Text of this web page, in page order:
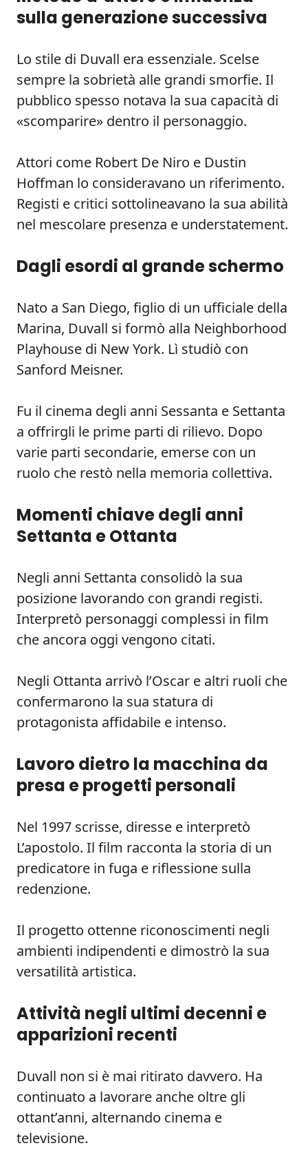
sulla generazione successiva
Lo stile di Duvall era essenziale. Scelse
sempre la sobrietà alle grandi smorfie. Il
pubblico spesso notava la sua capacità di
«scomparire» dentro il personaggio.
Attori come Robert De Niro e Dustin
Hoffman lo consideravano un riferimento.
Registi e critici sottolineavano la sua abilità
nel mescolare presenza e understatement.
Dagli esordi al grande schermo
Nato a San Diego, figlio di un ufficiale della
Marina, Duvall si formò alla Neighborhood
Playhouse di New York. Lì studiò con
Sanford Meisner.
Fu il cinema degli anni Sessanta e Settanta
a offrirgli le prime parti di rilievo. Dopo
varie parti secondarie, emerse con un
ruolo che restò nella memoria collettiva.
Momenti chiave degli anni
Settanta e Ottanta
Negli anni Settanta consolidò la sua
posizione lavorando con grandi registi.
Interpretò personaggi complessi in film
che ancora oggi vengono citati.
Negli Ottanta arrivò l’Oscar e altri ruoli che
confermarono la sua statura di
protagonista affidabile e intenso.
Lavoro dietro la macchina da
presa e progetti personali
Nel 1997 scrisse, diresse e interpretò
L’apostolo. Il film racconta la storia di un
predicatore in fuga e riflessione sulla
redenzione.
Il progetto ottenne riconoscimenti negli
ambienti indipendenti e dimostrò la sua
versatilità artistica.
Attività negli ultimi decenni e
apparizioni recenti
Duvall non si è mai ritirato davvero. Ha
continuato a lavorare anche oltre gli
ottant’anni, alternando cinema e
televisione.